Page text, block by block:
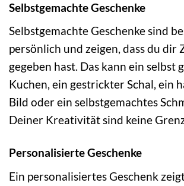
Selbstgemachte Geschenke
Selbstgemachte Geschenke sind
persönlich und zeigen, dass du dir
gegeben hast. Das kann ein selbst
Kuchen, ein gestrickter Schal, ein
Bild oder ein selbstgemachtes
Deiner Kreativität sind keine
Personalisierte Geschenke
Ein personalisiertes Geschenk